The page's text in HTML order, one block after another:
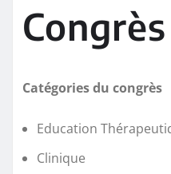
Catégories du congrès
Education
Clinique